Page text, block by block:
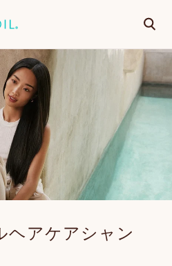
検
索
ヘアケアシャン